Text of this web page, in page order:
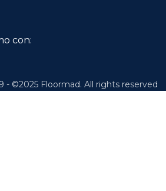
con:
- ©2025 Floormad. All rights reserved